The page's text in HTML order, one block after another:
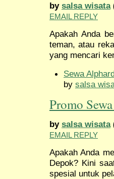
by salsa wisata
EMAIL REPLY
Apakah Anda
teman, atau
yang mencari
Sewa
by salsa
Promo
by salsa wisata
EMAIL REPLY
Apakah Anda
Depok? Kini
spesial untuk